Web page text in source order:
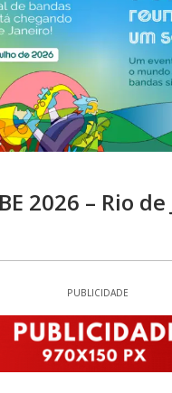
2026 – Rio
PUBLICIDADE